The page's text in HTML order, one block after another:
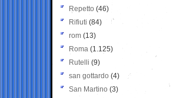
Repetto (46)
Rifiuti (84)
rom (13)
Roma (1.125)
Rutelli (9)
san gottardo (4)
San Martino (3)